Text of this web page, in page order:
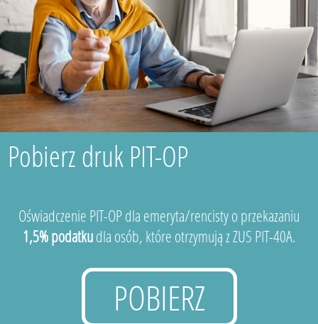
Pobierz druk PIT-OP
Oświadczenie PIT-OP dla emeryta/rencisty o przekazaniu
1,5% podatkudla osób, które otrzymują z ZUS PIT-40A.
POBIERZ